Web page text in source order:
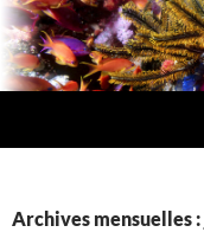
Archives mensuelles